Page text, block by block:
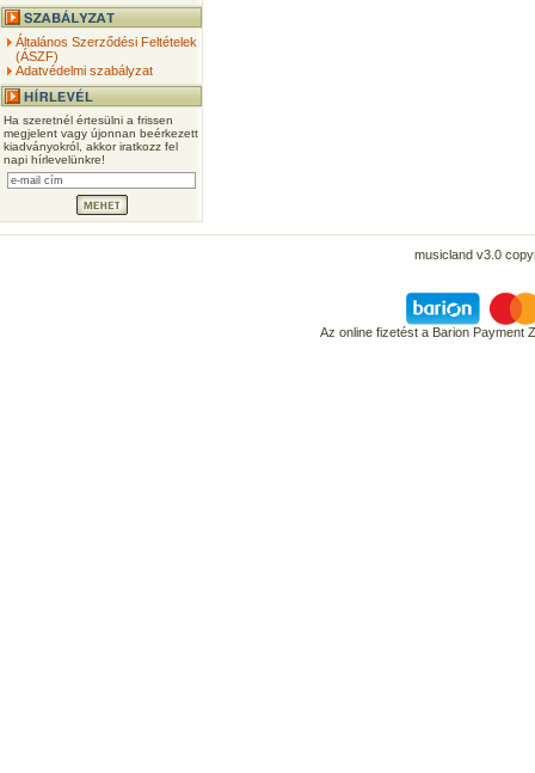
Általános Szerződési Feltételek
(ÁSZF)
Adatvédelmi szabályzat
Ha szeretnél értesülni a frissen
megjelent vagy újonnan beérkezett
kiadványokról, akkor iratkozz fel
napi hírlevelünkre!
musicland v3.0
Az online fizetést a Barion Payment